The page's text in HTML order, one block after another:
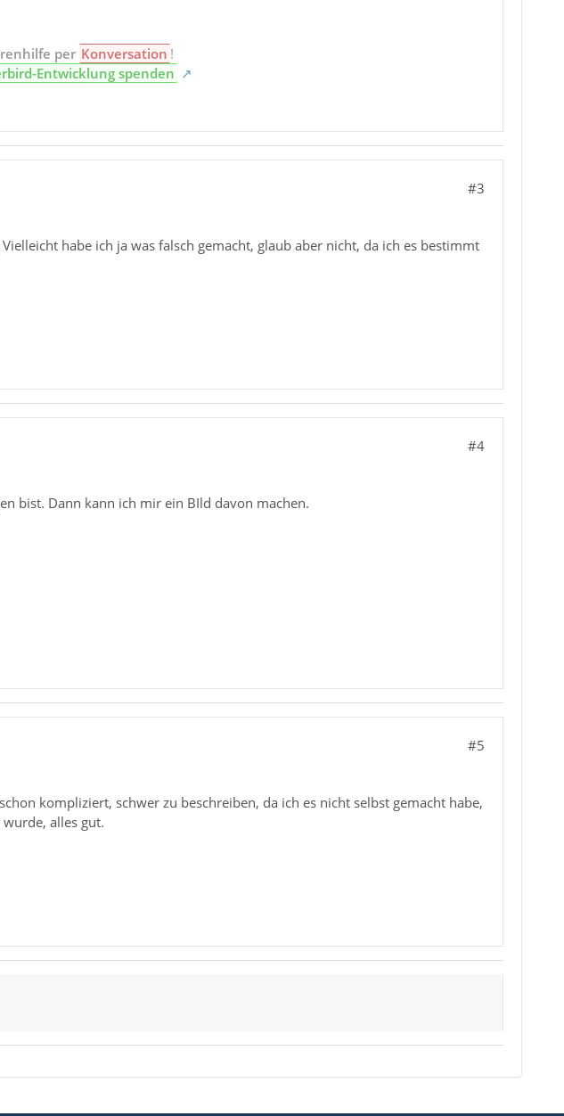
per Konversation !
Entwicklung spenden
#3
habe ich ja was falsch gemacht, glaub aber nicht, da ich es bestimmt
#4
bist. Dann kann ich mir ein BIld davon machen.
#5
kompliziert, schwer zu beschreiben, da ich es nicht selbst gemacht habe,
alles gut.